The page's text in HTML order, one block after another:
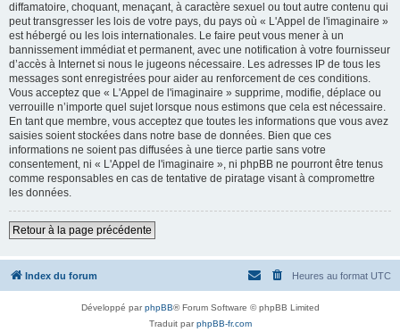
diffamatoire, choquant, menaçant, à caractère sexuel ou tout autre contenu qui
peut transgresser les lois de votre pays, du pays où « L'Appel de l'imaginaire »
est hébergé ou les lois internationales. Le faire peut vous mener à un
bannissement immédiat et permanent, avec une notification à votre fournisseur
d’accès à Internet si nous le jugeons nécessaire. Les adresses IP de tous les
messages sont enregistrées pour aider au renforcement de ces conditions.
Vous acceptez que « L'Appel de l'imaginaire » supprime, modifie, déplace ou
verrouille n’importe quel sujet lorsque nous estimons que cela est nécessaire.
En tant que membre, vous acceptez que toutes les informations que vous avez
saisies soient stockées dans notre base de données. Bien que ces
informations ne soient pas diffusées à une tierce partie sans votre
consentement, ni « L'Appel de l'imaginaire », ni phpBB ne pourront être tenus
comme responsables en cas de tentative de piratage visant à compromettre
les données.
Retour à la page précédente
Index du forum Heures au format UTC
Développé parphpBB® Forum Software © phpBB Limited
Traduit parphpBB-fr.com